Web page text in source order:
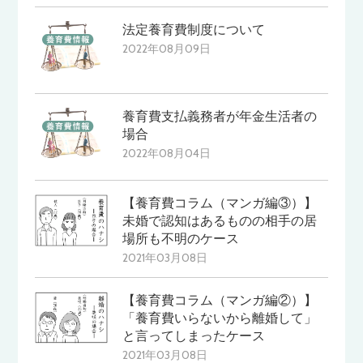
法定養育費制度について
2022年08月09日
養育費支払義務者が年金生活者の
場合
2022年08月04日
【養育費コラム（マンガ編③）】
未婚で認知はあるものの相手の居
場所も不明のケース
2021年03月08日
【養育費コラム（マンガ編②）】
「養育費いらないから離婚して」
と言ってしまったケース
2021年03月08日